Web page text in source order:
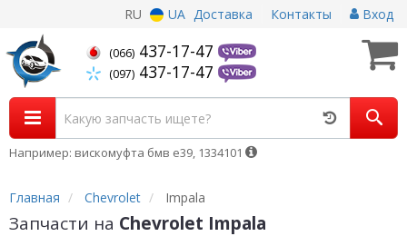
RU UA Доставка Контакты Вход
(066) 437-17-47
(097) 437-17-47
Например: вискомуфта бмв е39, 1334101
Главная Chevrolet Impala
Запчасти на Chevrolet Impala